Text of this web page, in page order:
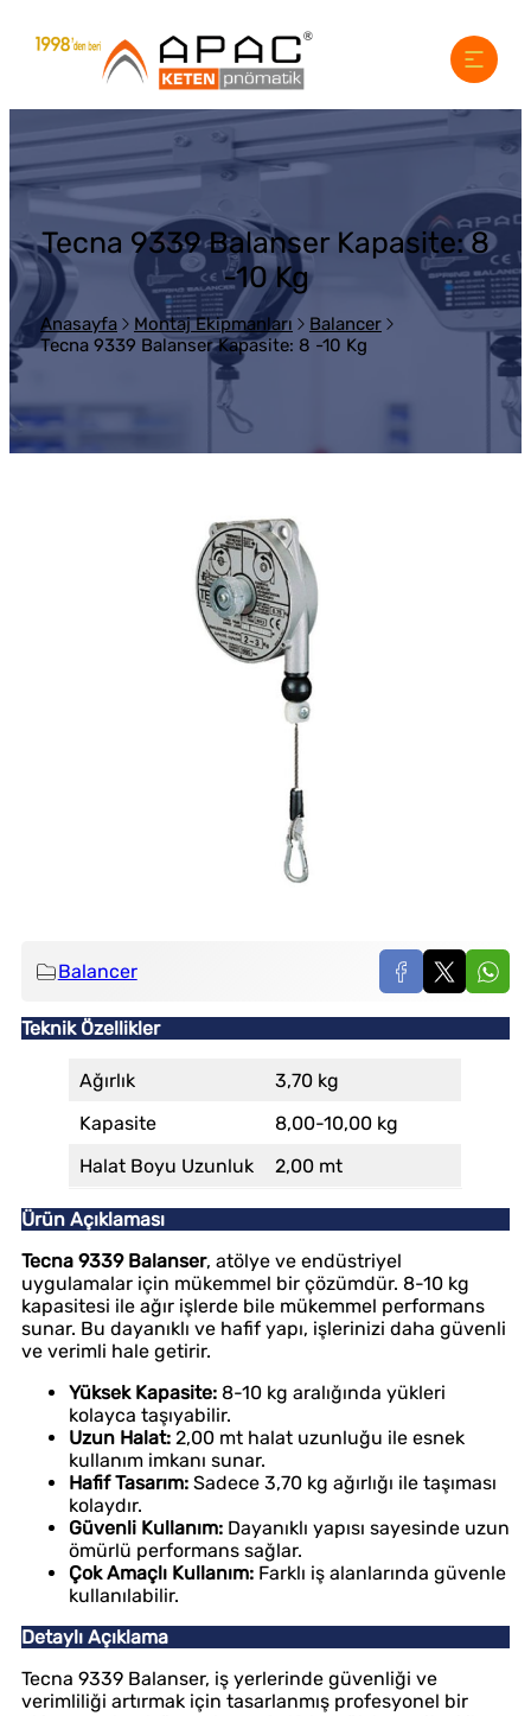
Tecna 9339 Balanser Kapasite: 8
-10 Kg
Anasayfa Montaj Ekipmanları
Balancer
Tecna 9339 Balanser Kapasite: 8 -10 Kg
Balancer
Teknik Özellikler
Ağırlık
3,70 kg
Kapasite
8,00-10,00 kg
Halat Boyu Uzunluk
2,00 mt
Ürün Açıklaması
Tecna 9339 Balanser, atölye ve endüstriyel
uygulamalar için mükemmel bir çözümdür. 8-10 kg
kapasitesi ile ağır işlerde bile mükemmel performans
sunar. Bu dayanıklı ve hafif yapı, işlerinizi daha güvenli
ve verimli hale getirir.
Yüksek Kapasite: 8-10 kg aralığında yükleri
kolayca taşıyabilir.
Uzun Halat: 2,00 mt halat uzunluğu ile esnek
kullanım imkanı sunar.
Hafif Tasarım: Sadece 3,70 kg ağırlığı ile taşıması
kolaydır.
Güvenli Kullanım: Dayanıklı yapısı sayesinde uzun
ömürlü performans sağlar.
Çok Amaçlı Kullanım: Farklı iş alanlarında güvenle
kullanılabilir.
Detaylı Açıklama
Tecna 9339 Balanser, iş yerlerinde güvenliği ve
verimliliği artırmak için tasarlanmış profesyonel bir